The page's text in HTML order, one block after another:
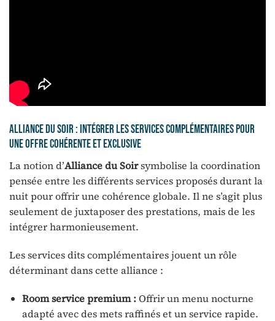
Alliance du Soir : intégrer les services complémentaires pour
une offre cohérente et exclusive
La notion d’Alliance du Soirsymbolise la coordination
pensée entre les différents services proposés durant la
nuit pour offrir une cohérence globale. Il ne s’agit plus
seulement de juxtaposer des prestations, mais de les
intégrer harmonieusement.
Les services dits complémentaires jouent un rôle
déterminant dans cette alliance :
Room service premium :Offrir un menu nocturne
adapté avec des mets raffinés et un service rapide.